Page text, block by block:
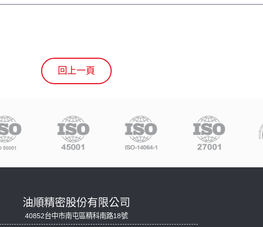
回上一頁
油順精密股份有限公司
40852台中市南屯區精科南路18號